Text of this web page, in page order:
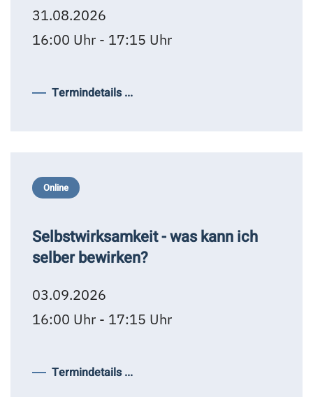
31.08.2026
16:00 Uhr - 17:15 Uhr
Termindetails ...
Online
Selbstwirksamkeit - was kann ich
selber bewirken?
03.09.2026
16:00 Uhr - 17:15 Uhr
Termindetails ...